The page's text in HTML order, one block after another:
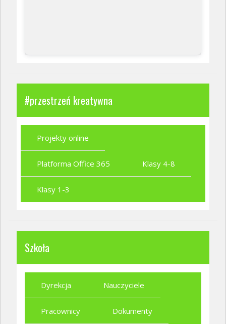
#przestrzeń kreatywna
Projekty online
Platforma Office 365 Klasy 4-8
Klasy 1-3
Szkoła
Dyrekcja Nauczyciele
Pracownicy Dokumenty